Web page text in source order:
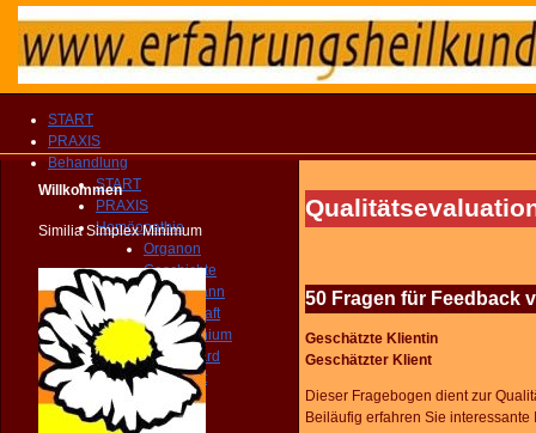
START
PRAXIS
Behandlung
START
PRAXIS
Homöopathie
Organon
Geschichte
Hahnemann
Lebenskraft
Homogenium
Homeocard
Homeoint
Groma
ECCH
Willkommen
Similia Simplex Minimum
50 Fragen für Feedback
Geschätzte Klientin
Geschätzter Klient
Dieser Fragebogen dient zur
Beiläufig erfahren Sie